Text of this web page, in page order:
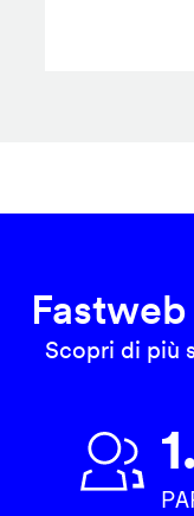
Scopri di più